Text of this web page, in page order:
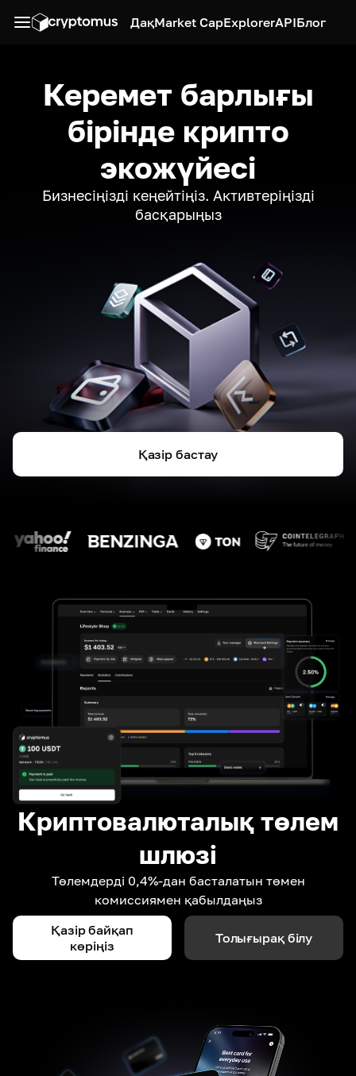
ДақMarket CapExplorerAPIБлог
Керемет барлығы
бірінде крипто
экожүйесі
Бизнесіңізді кеңейтіңіз. Активтеріңізді
басқарыңыз
Қазір бастау
Криптовалюталық төлем
шлюзі
Төлемдерді 0,4%-дан басталатын төмен
комиссиямен қабылдаңыз
Қазір байқап
көріңіз
Толығырақ білу